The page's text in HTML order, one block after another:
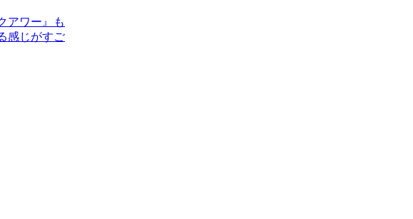
アワー』も
感じがすご